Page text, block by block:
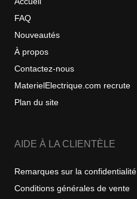
FAQ
Nouveautés
À propos
Contactez-nous
MaterielElectrique.com recrute
Plan du site
AIDE À LA CLIENTÈLE
Remarques sur la confidentialité
Conditions générales de vente